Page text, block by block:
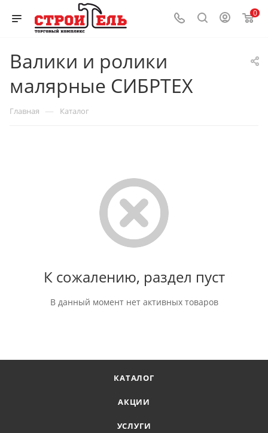
0
Валики и ролики
малярные СИБРТЕХ
Главная — Каталог
К сожалению, раздел пуст
В данный момент нет активных товаров
КАТАЛОГ
АКЦИИ
УСЛУГИ